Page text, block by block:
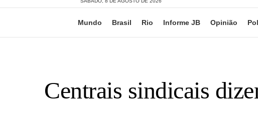
Mundo Brasil Rio Informe JB Opinião
Centrais sindicais